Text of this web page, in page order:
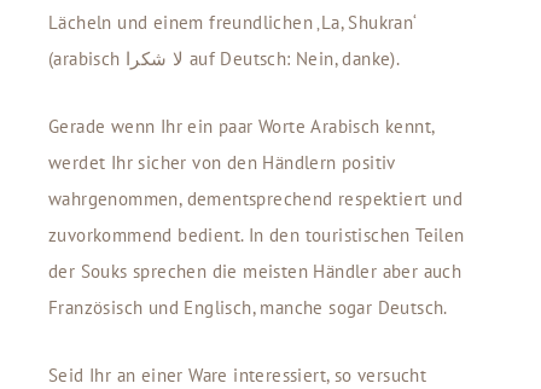
Lächeln und einem freundlichen ‚La, Shukran‘
(arabisch لا شكرا auf Deutsch: Nein, danke).
Gerade wenn Ihr ein paar Worte Arabisch kennt,
werdet Ihr sicher von den Händlern positiv
wahrgenommen, dementsprechend respektiert und
zuvorkommend bedient. In den touristischen Teilen
der Souks sprechen die meisten Händler aber auch
Französisch und Englisch, manche sogar Deutsch.
Seid Ihr an einer Ware interessiert, so versucht